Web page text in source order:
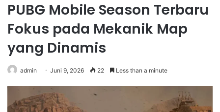
PUBG Mobile Season Terbaru
Fokus pada Mekanik Map
yang Dinamis
admin Juni 9, 2026 22 Less than a minute